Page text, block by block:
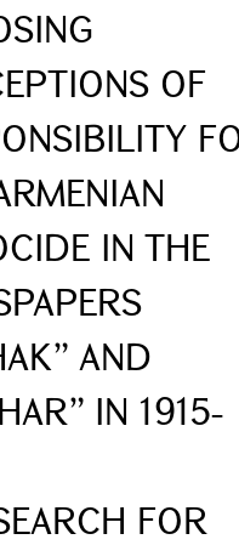
OF
IN THE
AND
IN 1915-
FOR